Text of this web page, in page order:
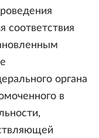
соответствия
органа
в